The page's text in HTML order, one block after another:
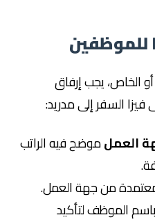
للموظفين
الخاص، يجب إرفاق
فيزا السفر إلى مدريد:
العملموضح فيه الراتب
من جهة العمل.
باسم الموظف لتأكيد